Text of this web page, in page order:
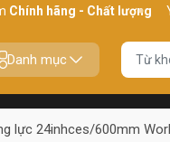
hãng - Chất lượng Yên
Danh mục
lực 24inhces/600mm